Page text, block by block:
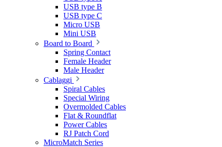
USB type B
USB type C
Micro USB
Mini USB
Board to Board
Spring Contact
Female Header
Male Header
Cablaggi
Spiral Cables
Special Wiring
Overmolded Cables
Flat & Roundflat
Power Cables
RJ Patch Cord
MicroMatch Series